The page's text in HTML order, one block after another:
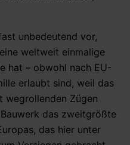
unbedeutend vor,
weltweit einmalige
hat – obwohl nach EU-
erlaubt sind, weil das
wegrollenden Zügen
das zweitgrößte
das hier unter